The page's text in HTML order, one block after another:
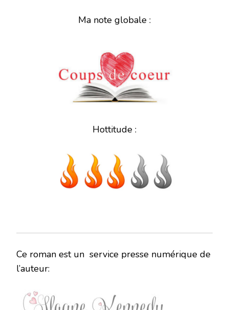
Ma note globale :
Hottitude :
Ce roman est un service presse numérique de
l’auteur: